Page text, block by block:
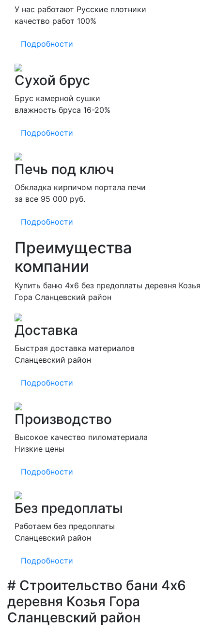
У нас работают Русские плотники
качество работ 100%
Подробности
Сухой брус
Брус камерной сушки
влажность бруса 16-20%
Подробности
Печь под ключ
Обкладка кирпичом портала печи
за все 95 000 руб.
Подробности
Преимущества
компании
Купить баню 4х6 без предоплаты деревня Козья
Гора Сланцевский район
Доставка
Быстрая доставка материалов
Сланцевский район
Подробности
Производство
Высокое качество пиломатериала
Низкие цены
Подробности
Без предоплаты
Работаем без предоплаты
Сланцевский район
Подробности
# Строительство бани 4х6
деревня Козья Гора
Сланцевский район